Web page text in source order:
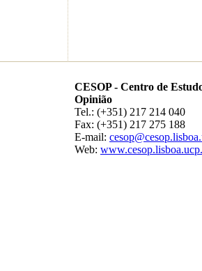
CESOP - Centro de
Opinião
Tel.: (+351) 217 214 040
Fax: (+351) 217 275 188
E-mail:
Web: